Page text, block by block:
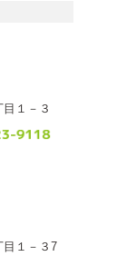
１－３
目１－３7